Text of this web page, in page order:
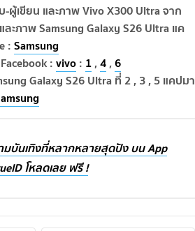
เขียน และภาพ Vivo X300 Ultra จาก
และภาพ Samsung Galaxy S26 Ultra แค
:Samsung
:vivo: 1,4,6
Galaxy S26 Ultra ที่ 2 , 3 , 5 แคปมา
มบันเทิงที่หลากหลายสุดปัง บน App
โหลดเลย ฟรี !